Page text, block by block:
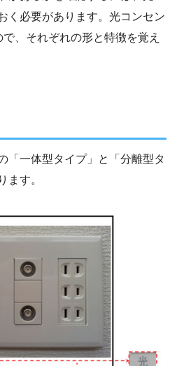
く必要があります。光コンセン
、それぞれの形と特徴を覚え
「一体型タイプ」と「分離型タ
ます。